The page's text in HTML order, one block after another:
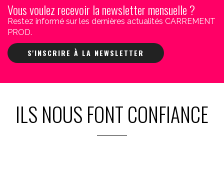
Vous voulez recevoir la newsletter mensuelle ?
Restez informé sur les dernières actualités CARREMENT
PROD.
S'INSCRIRE À LA NEWSLETTER
ILS NOUS FONT CONFIANCE